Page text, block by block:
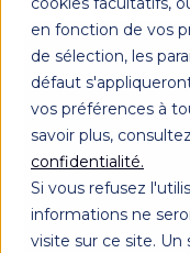
en fonction de vos
de sélection, les
défaut
vos préférences à
savoir plus,
confidentialité.
Si vous refusez
informations ne
visite sur ce site. Un